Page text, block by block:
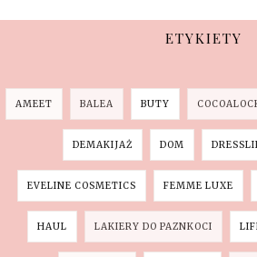
ETYKIETY
AMEET BALEA BUTY
DEMAKIJAŻ DOM
EVELINE COSMETICS FEMME LUXE
HAUL LAKIERY DO PAZNKOCI